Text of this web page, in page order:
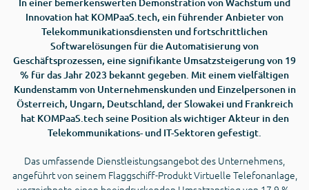
Innovation hat KOMPaaS.tech, ein führender Anbieter von
Telekommunikationsdiensten und fortschrittlichen
Softwarelösungen für die Automatisierung von
Geschäftsprozessen, eine signifikante Umsatzsteigerung von 19
% für das Jahr 2023 bekannt gegeben. Mit einem vielfältigen
Kundenstamm von Unternehmenskunden und Einzelpersonen in
Österreich, Ungarn, Deutschland, der Slowakei und Frankreich
hat KOMPaaS.tech seine Position als wichtiger Akteur in den
Telekommunikations- und IT-Sektoren gefestigt.
Das umfassende Dienstleistungsangebot des Unternehmens,
angeführt von seinem Flaggschiff-Produkt Virtuelle Telefonanlage,